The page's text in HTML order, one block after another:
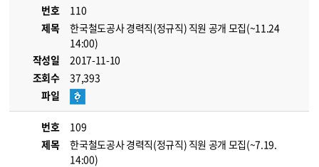
번호
110
제목
한국철도공사 경력직(정규직) 직원 공개 모집(~11.24
14:00)
작성일
2017-11-10
조회수
37,393
파일
번호
109
제목
한국철도공사 경력직(정규직) 직원 공개 모집(~7.19.
14:00)